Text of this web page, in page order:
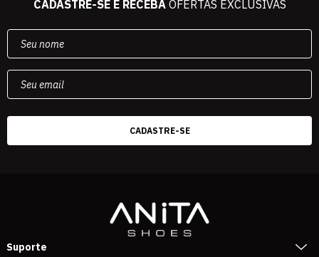
CADASTRE-SE E RECEBAOFERTAS EXCLUSIVAS
Suporte